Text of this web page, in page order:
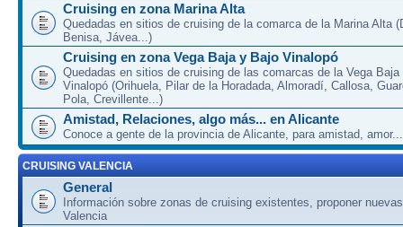
Cruising en zona Marina Alta
Quedadas en sitios de cruising de la comarca de la Marina Alta
Benisa, Jávea...)
Cruising en zona Vega Baja y Bajo Vinalopó
Quedadas en sitios de cruising de las comarcas de la Vega Baja
Vinalopó (Orihuela, Pilar de la Horadada, Almoradí, Callosa,
Pola, Crevillente...)
Amistad, Relaciones, algo más... en Alicante
Conoce a gente de la provincia de Alicante, para amistad,
CRUISING VALENCIA
General
Información sobre zonas de cruising existentes, proponer
Valencia